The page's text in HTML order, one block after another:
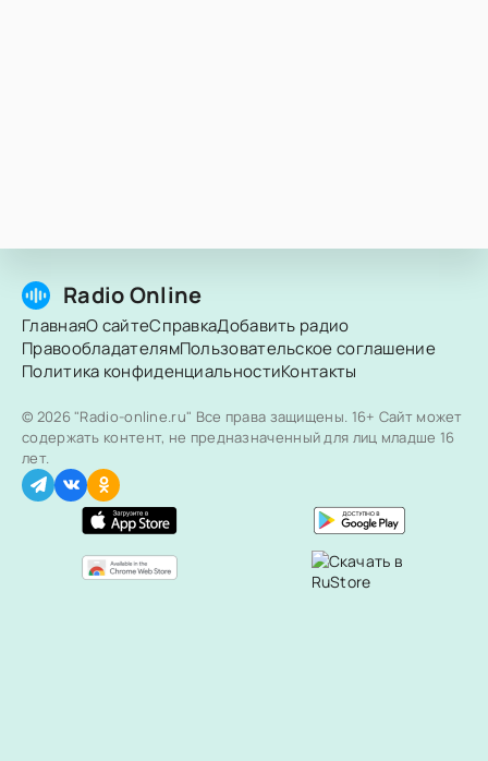
Radio Online
ГлавнаяО сайтеСправкаДобавить радио
ПравообладателямПользовательское соглашение
Политика конфиденциальностиКонтакты
© 2026 "Radio-online.ru" Все права защищены. 16+ Сайт может
содержать контент, не предназначенный для лиц младше 16
лет.